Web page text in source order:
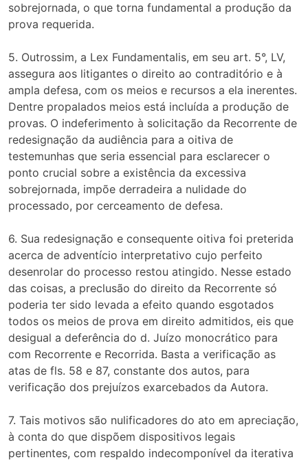
sobrejornada, o que torna fundamental a produção da
prova requerida.
5. Outrossim, a Lex Fundamentalis, em seu art. 5°, LV,
assegura aos litigantes o direito ao contraditório e à
ampla defesa, com os meios e recursos a ela inerentes.
Dentre propalados meios está incluída a produção de
provas. O indeferimento à solicitação da Recorrente de
redesignação da audiência para a oitiva de
testemunhas que seria essencial para esclarecer o
ponto crucial sobre a existência da excessiva
sobrejornada, impõe derradeira a nulidade do
processado, por cerceamento de defesa.
6. Sua redesignação e consequente oitiva foi preterida
acerca de adventício interpretativo cujo perfeito
desenrolar do processo restou atingido. Nesse estado
das coisas, a preclusão do direito da Recorrente só
poderia ter sido levada a efeito quando esgotados
todos os meios de prova em direito admitidos, eis que
desigual a deferência do d. Juízo monocrático para
com Recorrente e Recorrida. Basta a verificação as
atas de fls. 58 e 87, constante dos autos, para
verificação dos prejuízos exarcebados da Autora.
7. Tais motivos são nulificadores do ato em apreciação,
à conta do que dispõem dispositivos legais
pertinentes, com respaldo indecomponível da iterativa